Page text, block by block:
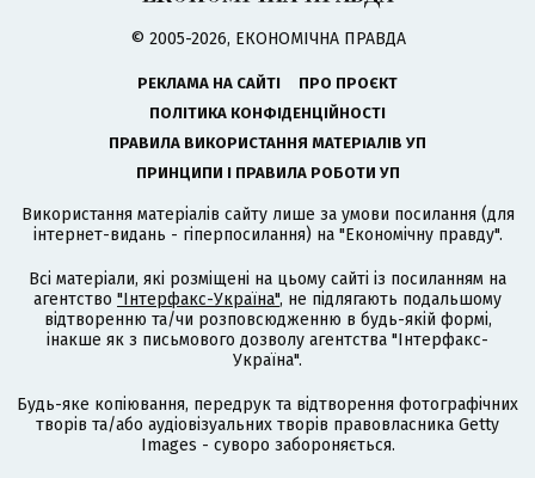
© 2005-2026, ЕКОНОМІЧНА ПРАВДА
РЕКЛАМА НА САЙТІ
ПРО ПРОЄКТ
ПОЛІТИКА КОНФІДЕНЦІЙНОСТІ
ПРАВИЛА ВИКОРИСТАННЯ МАТЕРІАЛІВ УП
ПРИНЦИПИ І ПРАВИЛА РОБОТИ УП
Використання матеріалів сайту лише за умови посилання (для
інтернет-видань - гіперпосилання) на "Економічну правду".
Всі матеріали, які розміщені на цьому сайті із посиланням на
агентство "Інтерфакс-Україна", не підлягають подальшому
відтворенню та/чи розповсюдженню в будь-якій формі,
інакше як з письмового дозволу агентства "Інтерфакс-
Україна".
Будь-яке копіювання, передрук та відтворення фотографічних
творів та/або аудіовізуальних творів правовласника Getty
Images - суворо забороняється.